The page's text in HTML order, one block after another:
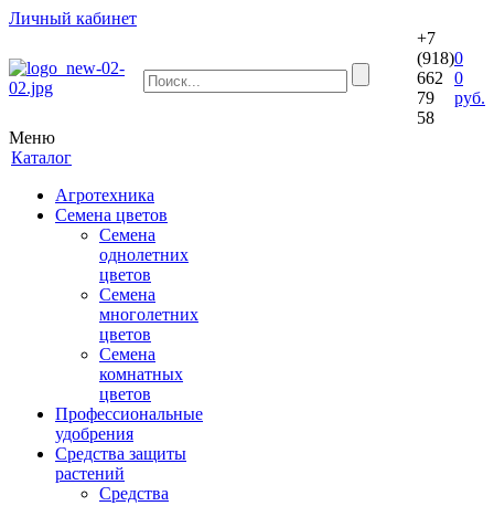
Личный кабинет
+7
(918)
662
79
58
0
0
руб.
Меню
Каталог
Агротехника
Семена цветов
Семена
однолетних
цветов
Семена
многолетних
цветов
Семена
комнатных
цветов
Профессиональные
удобрения
Средства защиты
растений
Средства